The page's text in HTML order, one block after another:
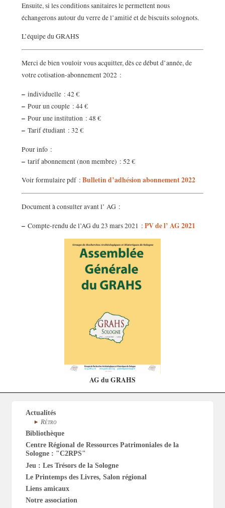
Ensuite, si les conditions sanitaires le permettent nous
échangerons autour du verre de l’amitié et de biscuits solognots.
L’équipe du GRAHS
Merci de bien vouloir vous acquitter, dès ce début d’année, de
votre cotisation-abonnement 2022 :
–individuelle : 42 €
–Pour un couple : 44 €
–Pour une institution : 48 €
–Tarif étudiant : 32 €
Pour info :
–tarif abonnement (non membre) : 52 €
Voir formulaire pdf : Bulletin d’adhésion abonnement 2022
Document à consulter avant l’ AG :
–Compte-rendu de l’AG du 23 mars 2021 : PV de l’ AG 2021
AG du GRAHS
Actualités
Rétro
Bibliothèque
Centre Régional de Ressources Patrimoniales de la
Sologne : "C2RPS"
Jeu : Les Trésors de la Sologne
Le Printemps des Livres, Salon régional
Liens amicaux
Notre association